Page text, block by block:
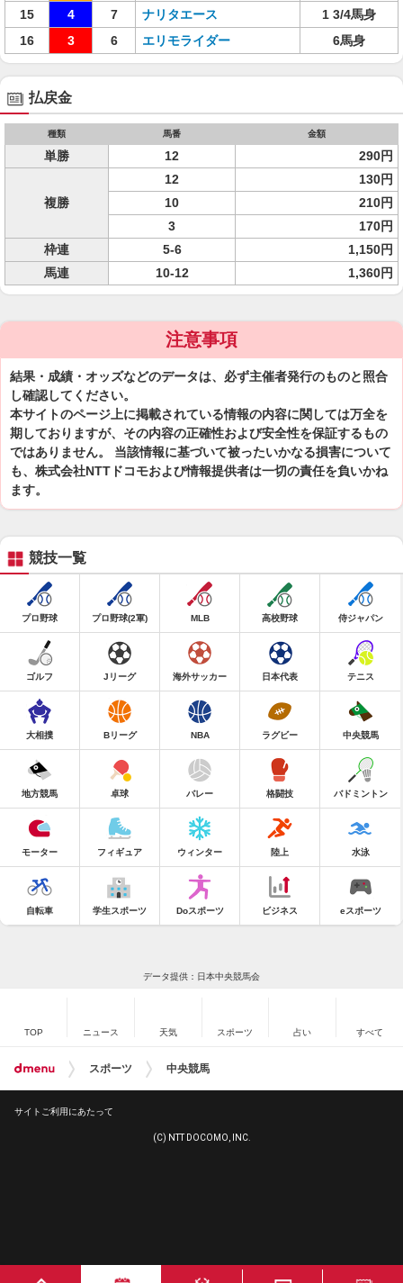
15
4 7 ナリタエース
1 3/4馬身
16
3 6 エリモライダー 6馬身
払戻金
種類 馬番 金額
単勝 12 290円
複勝
12
130円
10
210円
3
170円
枠連
5-6
1,150円
馬連
10-12 1,360円
注意事項
結果・成績・オッズなどのデータは、必ず主催者発行のものと照合
し確認してください。
本サイトのページ上に掲載されている情報の内容に関しては万全を
期しておりますが、その内容の正確性および安全性を保証するもの
ではありません。 当該情報に基づいて被ったいかなる損害について
も、株式会社NTTドコモおよび情報提供者は一切の責任を負いかね
ます。
競技一覧
プロ野球 プロ野球(2軍) MLB 高校野球 侍ジャパン
ゴルフ Jリーグ 海外サッカー 日本代表 テニス
大相撲 Bリーグ NBA ラグビー 中央競馬
地方競馬 卓球 バレー 格闘技 バドミントン
モーター フィギュア ウィンター 陸上 水泳
自転車 学生スポーツ Doスポーツ ビジネス eスポーツ
データ提供：日本中央競馬会
TOP ニュース 天気 スポーツ 占い すべて
スポーツ 中央競馬
サイトご利用にあたって
(C) NTT DOCOMO, INC.